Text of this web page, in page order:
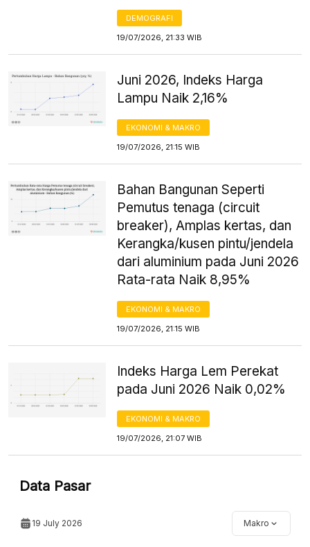
DEMOGRAFI
19/07/2026, 21:33 WIB
Juni 2026, Indeks Harga
Lampu Naik 2,16%
EKONOMI & MAKRO
19/07/2026, 21:15 WIB
Bahan Bangunan Seperti
Pemutus tenaga (circuit
breaker), Amplas kertas, dan
Kerangka/kusen pintu/jendela
dari aluminium pada Juni 2026
Rata-rata Naik 8,95%
EKONOMI & MAKRO
19/07/2026, 21:15 WIB
Indeks Harga Lem Perekat
pada Juni 2026 Naik 0,02%
EKONOMI & MAKRO
19/07/2026, 21:07 WIB
Data Pasar
19 July 2026 Makro